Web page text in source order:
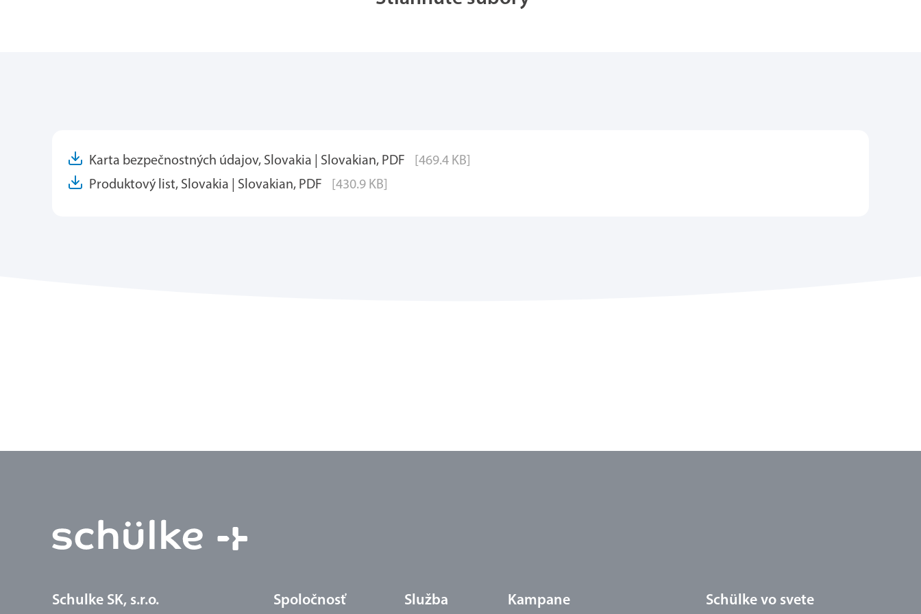
Karta bezpečnostných údajov, Slovakia | Slovakian, PDF
[469.4 KB]
Produktový list, Slovakia | Slovakian, PDF
[430.9 KB]
Schulke SK, s.r.o. Spoločnosť Služba Kampane Schülke vo svete